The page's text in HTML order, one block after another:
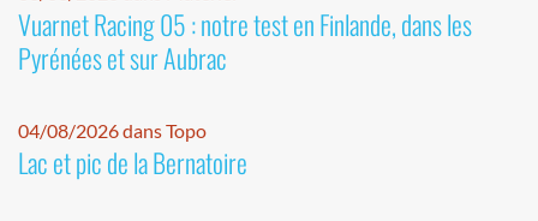
Vuarnet Racing 05 : notre test en Finlande, dans les
Pyrénées et sur Aubrac
04/08/2026 dans Topo
Lac et pic de la Bernatoire